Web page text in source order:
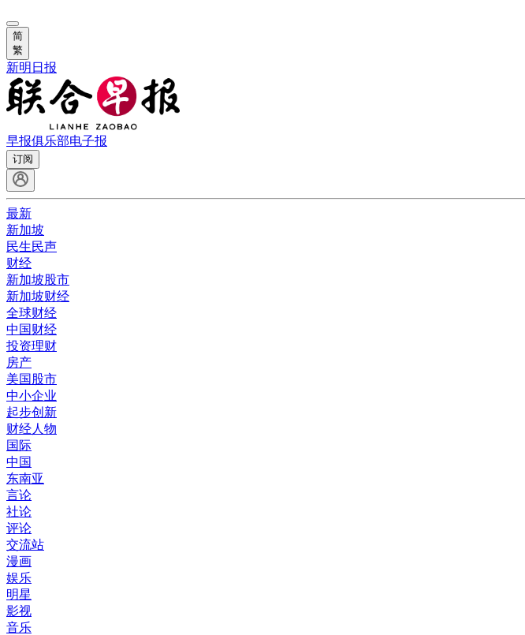
简
繁
新明日报
早报俱乐部电子报
订阅
最新
新加坡
民生民声
财经
新加坡股市
新加坡财经
全球财经
中国财经
投资理财
房产
美国股市
中小企业
起步创新
财经人物
国际
中国
东南亚
言论
社论
评论
交流站
漫画
娱乐
明星
影视
音乐